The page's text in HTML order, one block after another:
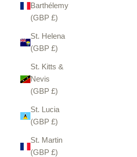
Barthélemy
(GBP £)
St. Helena
(GBP £)
St. Kitts &
Nevis
(GBP £)
St. Lucia
(GBP £)
St. Martin
(GBP £)